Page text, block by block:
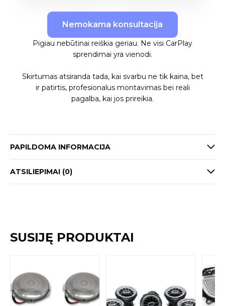
Nemokama konsultacija
Pigiau nebūtinai reiškia geriau. Ne visi CarPlay
sprendimai yra vienodi.
Skirtumas atsiranda tada, kai svarbu ne tik kaina, bet
ir patirtis, profesionalus montavimas bei reali
pagalba, kai jos prireikia.
PAPILDOMA INFORMACIJA
ATSILIEPIMAI (0)
SUSIJĘ PRODUKTAI